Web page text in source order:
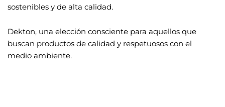
sostenibles y de alta calidad.
Dekton, una elección consciente para aquellos que
buscan productos de calidad y respetuosos con el
medio ambiente.